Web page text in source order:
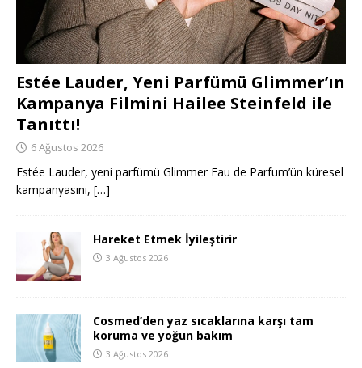
Estée Lauder, Yeni Parfümü Glimmer’ın
Kampanya Filmini Hailee Steinfeld ile
Tanıttı!
6 Ağustos 2026
Estée Lauder, yeni parfümü Glimmer Eau de Parfum’ün küresel
kampanyasını, […]
Hareket Etmek İyileştirir
3 Ağustos 2026
Cosmed’den yaz sıcaklarına karşı tam
koruma ve yoğun bakım
3 Ağustos 2026